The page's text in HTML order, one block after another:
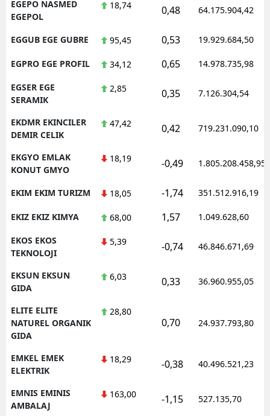
EGEPO NASMED
EGEPOL
18,74 0,48 64.175.904,42
EGGUB EGE GUBRE 95,45 0,53 19.929.684,50
EGPRO EGE PROFIL 34,12 0,65 14.978.735,98
EGSER EGE
SERAMIK
2,85 0,35 7.126.304,54
EKDMR EKINCILER
DEMIR CELIK
47,42 0,42 719.231.090,10
EKGYO EMLAK
KONUT GMYO
18,19 -0,49 1.805.208.458,95
EKIM EKIM TURIZM 18,05 -1,74 351.512.916,19
EKIZ EKIZ KIMYA 68,00 1,57 1.049.628,60
EKOS EKOS
TEKNOLOJI
5,39 -0,74 46.846.671,69
EKSUN EKSUN
GIDA
6,03 0,33 36.960.955,05
ELITE ELITE
NATUREL ORGANIK
GIDA
28,80
0,70 24.937.793,80
EMKEL EMEK
ELEKTRIK
18,29 -0,38 40.496.521,23
EMNIS EMINIS
AMBALAJ
163,00 -1,15 527.135,70